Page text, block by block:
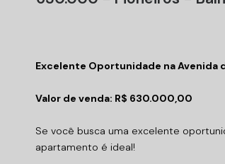
Excelente Oportunidade na Avenida
Valor de venda: R$ 630.000,00
Se você busca uma excelente
apartamento é ideal!